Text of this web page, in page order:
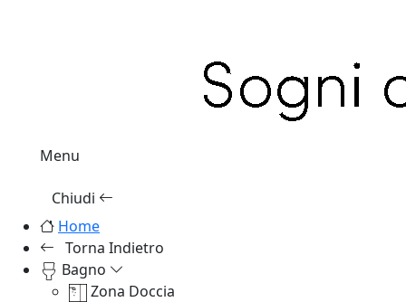
Menu
Chiudi
Home
Torna Indietro
Bagno
Zona Doccia